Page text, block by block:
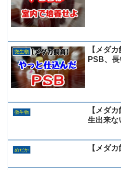
微生物
【メダ
PSB、
微生物
【メダ
生出来な
めだか 【メダ